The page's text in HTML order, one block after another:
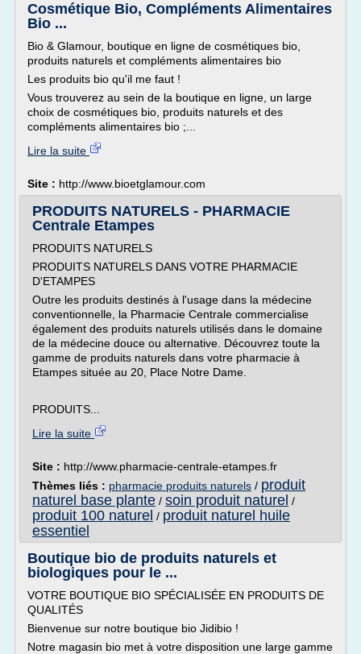
Cosmétique Bio, Compléments Alimentaires
Bio ...
Bio & Glamour, boutique en ligne de cosmétiques bio,
produits naturels et compléments alimentaires bio
Les produits bio qu'il me faut !
Vous trouverez au sein de la boutique en ligne, un large
choix de cosmétiques bio, produits naturels et des
compléments alimentaires bio ;...
Lire la suite
Site : http://www.bioetglamour.com
PRODUITS NATURELS - PHARMACIE
Centrale Etampes
PRODUITS NATURELS
PRODUITS NATURELS DANS VOTRE PHARMACIE
D'ETAMPES
Outre les produits destinés à l'usage dans la médecine
conventionnelle, la Pharmacie Centrale commercialise
également des produits naturels utilisés dans le domaine
de la médecine douce ou alternative. Découvrez toute la
gamme de produits naturels dans votre pharmacie à
Etampes située au 20, Place Notre Dame.
PRODUITS...
Lire la suite
Site : http://www.pharmacie-centrale-etampes.fr
Thèmes liés : pharmacie produits naturels / produit
naturel base plante / soin produit naturel /
produit 100 naturel / produit naturel huile
essentiel
Boutique bio de produits naturels et
biologiques pour le ...
VOTRE BOUTIQUE BIO SPÉCIALISÉE EN PRODUITS DE
QUALITÉS
Bienvenue sur notre boutique bio Jidibio !
Notre magasin bio met à votre disposition une large gamme